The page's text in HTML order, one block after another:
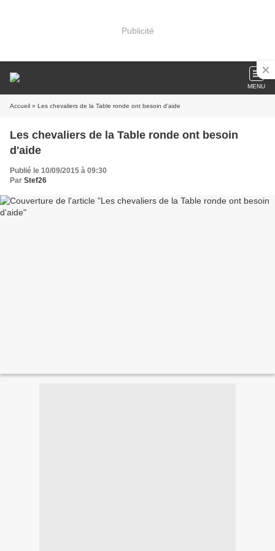
Publicité
MENU
Accueil » Les chevaliers de la Table ronde ont besoin d'aide
Les chevaliers de la Table ronde ont besoin
d'aide
Publié le 10/09/2015 à 09:30
Par Stef26